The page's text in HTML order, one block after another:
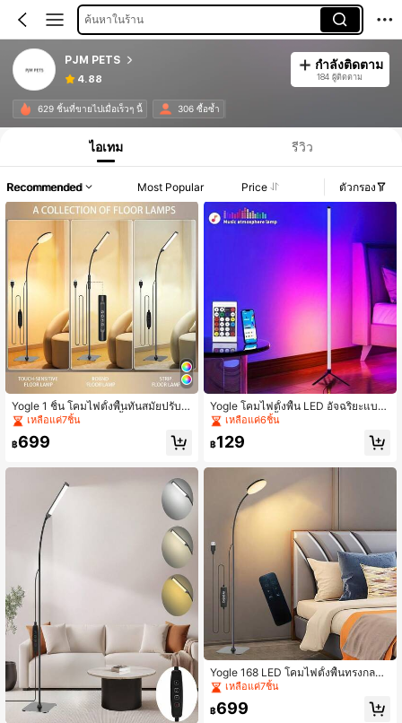
ค้นหาในร้าน
PJM PETS
4.88
กำลังติดตาม
184 ผู้ติดตาม
629 ชิ้นที่ขายไปเมื่อเร็วๆ นี้ 306 ซื้อซ้ำ
ไอเทม รีวิว
Recommended Most Popular Price ตัวกรอง
Yogle 1 ชิ้น โคมไฟตั้งพื้นทันสมัยปรับไ
ด้, ไฟอ่านหนังสือ LED น้ำหนักเบาและ
พกพาได้, 3 สี 10 ระดับความสว่าง หมุน
ได้, พร้อมตัวจับเวลา 1 ชั่วโมง, เหมาะ
แต่งหน้า และอื่นๆ
เหลือแค่7ชิ้น
฿699
Yogle โคมไฟตั้งพื้น LED อัจฉริยะแบบ
USB, โคมไฟตั้งตรงแบบหลายสี, เหมา
ะสำหรับห้องเต้นรำ, ห้องเล่นเกม, งานป
าร์ตี้ในบ้าน, ของตกแต่งวันหยุด, ของต
กลางคืนสำหรับตกแต่งห้องนั่งเล่นและห้
องนอน, บรรยากาศ E-Sports
เหลือแค่6ชิ้น
฿129
Yogle 168 LED โคมไฟตั้งพื้นทรงกลม,
ใช้พลังงาน USB พร้อมรีโมทคอนโทรล,
โคมไฟตั้งพื้น/ตั้งโต๊ะแบบ 2-in-1, คอห่
านปรับได้ 360°, [3 อุณหภูมิสี & 10 ระ
เหลือแค่7ชิ้น
฿699